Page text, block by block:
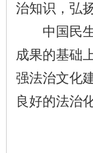
治知识，弘
中国民生
成果的基础
强法治文化
良好的法治